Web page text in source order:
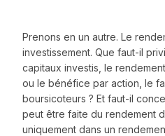
Prenons en un autre. Le
investissement. Que faut-il
capitaux investis, le
ou le bénéfice par action, le
boursicoteurs ? Et faut-il
peut être faite du rendement
uniquement dans un